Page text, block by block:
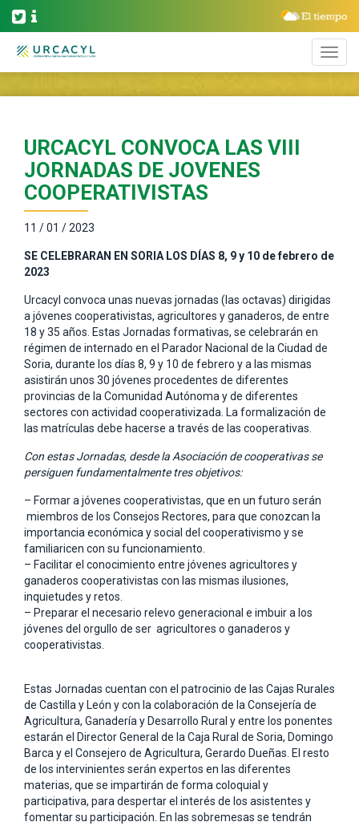
URCACYL CONVOCA LAS VIII
JORNADAS DE JOVENES
COOPERATIVISTAS
11 / 01 / 2023
SE CELEBRARAN EN SORIA LOS DÍAS 8, 9 y 10 de febrero de
2023
Urcacyl convoca unas nuevas jornadas (las octavas) dirigidas
a jóvenes cooperativistas, agricultores y ganaderos, de entre
18 y 35 años. Estas Jornadas formativas, se celebrarán en
régimen de internado en el Parador Nacional de la Ciudad de
Soria, durante los días 8, 9 y 10 de febrero y a las mismas
asistirán unos 30 jóvenes procedentes de diferentes
provincias de la Comunidad Autónoma y de diferentes
sectores con actividad cooperativizada. La formalización de
las matrículas debe hacerse a través de las cooperativas.
Con estas Jornadas, desde la Asociación de cooperativas se
persiguen fundamentalmente tres objetivos:
– Formar a jóvenes cooperativistas, que en un futuro serán
miembros de los Consejos Rectores, para que conozcan la
importancia económica y social del cooperativismo y se
familiaricen con su funcionamiento.
– Facilitar el conocimiento entre jóvenes agricultores y
ganaderos cooperativistas con las mismas ilusiones,
inquietudes y retos.
– Preparar el necesario relevo generacional e imbuir a los
jóvenes del orgullo de ser agricultores o ganaderos y
cooperativistas.
Estas Jornadas cuentan con el patrocinio de las Cajas Rurales
de Castilla y León y con la colaboración de la Consejería de
Agricultura, Ganadería y Desarrollo Rural y entre los ponentes
estarán el Director General de la Caja Rural de Soria, Domingo
Barca y el Consejero de Agricultura, Gerardo Dueñas. El resto
de los intervinientes serán expertos en las diferentes
materias, que se impartirán de forma coloquial y
participativa, para despertar el interés de los asistentes y
fomentar su participación. En las sobremesas se tendrán